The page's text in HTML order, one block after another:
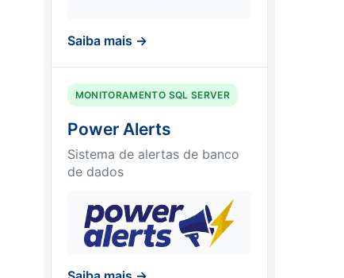
Saiba mais →
MONITORAMENTO SQL SERVER
Power Alerts
Sistema de alertas de banco
de dados